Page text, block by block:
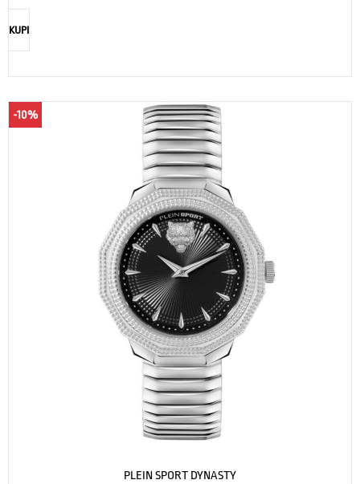
KUPI
-10%
PLEIN SPORT DYNASTY